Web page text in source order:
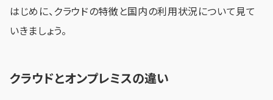
はじめに、クラウドの特徴と国内の利用状況について見て
いきましょう。
クラウドとオンプレミスの違い